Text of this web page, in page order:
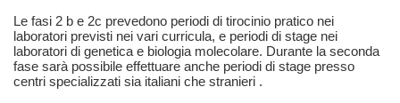
Le fasi 2 b e 2c prevedono periodi di tirocinio pratico nei
laboratori previsti nei vari curricula, e periodi di stage nei
laboratori di genetica e biologia molecolare. Durante la seconda
fase sarà possibile effettuare anche periodi di stage presso
centri specializzati sia italiani che stranieri .